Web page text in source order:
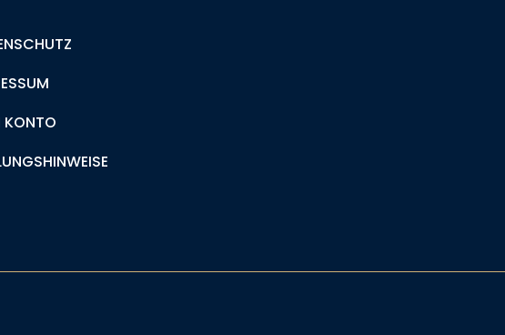
KONTO